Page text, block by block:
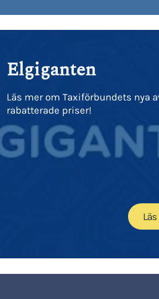
Elgiganten
Läs mer om Taxiförbundets nya
rabatterade priser!